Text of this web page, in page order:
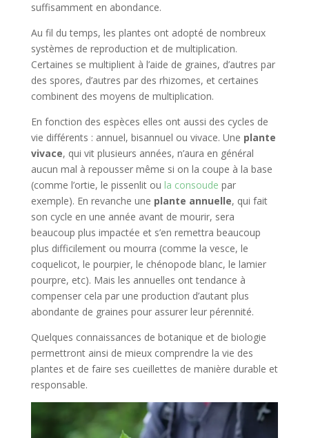
suffisamment en abondance.
Au fil du temps, les plantes ont adopté de nombreux
systèmes de reproduction et de multiplication.
Certaines se multiplient à l’aide de graines, d’autres par
des spores, d’autres par des rhizomes, et certaines
combinent des moyens de multiplication.
En fonction des espèces elles ont aussi des cycles de
vie différents : annuel, bisannuel ou vivace. Une plante
vivace, qui vit plusieurs années, n’aura en général
aucun mal à repousser même si on la coupe à la base
(comme l’ortie, le pissenlit ou la consoude par
exemple). En revanche une plante annuelle, qui fait
son cycle en une année avant de mourir, sera
beaucoup plus impactée et s’en remettra beaucoup
plus difficilement ou mourra (comme la vesce, le
coquelicot, le pourpier, le chénopode blanc, le lamier
pourpre, etc). Mais les annuelles ont tendance à
compenser cela par une production d’autant plus
abondante de graines pour assurer leur pérennité.
Quelques connaissances de botanique et de biologie
permettront ainsi de mieux comprendre la vie des
plantes et de faire ses cueillettes de manière durable et
responsable.